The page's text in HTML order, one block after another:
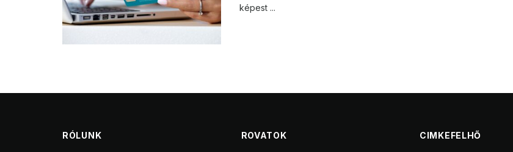
képest ...
RÓLUNK ROVATOK CIMKEFELHŐ